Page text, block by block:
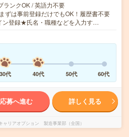
ランクOK / 英語力不要
ずは事前登録だけでもOK！履歴書不要
ン登録★氏名・職種などを入力す…
30代 40代 50代 60代
応募へ進む 詳しく見る
ャリアオプション 製造事業部（全国）